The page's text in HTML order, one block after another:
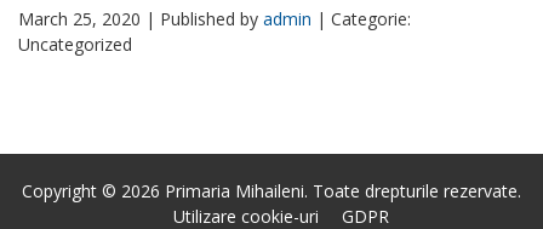
March 25, 2020 | Published by admin | Categorie:
Uncategorized
Copyright © 2026 Primaria Mihaileni. Toate drepturile rezervate.
Utilizare cookie-uri
GDPR